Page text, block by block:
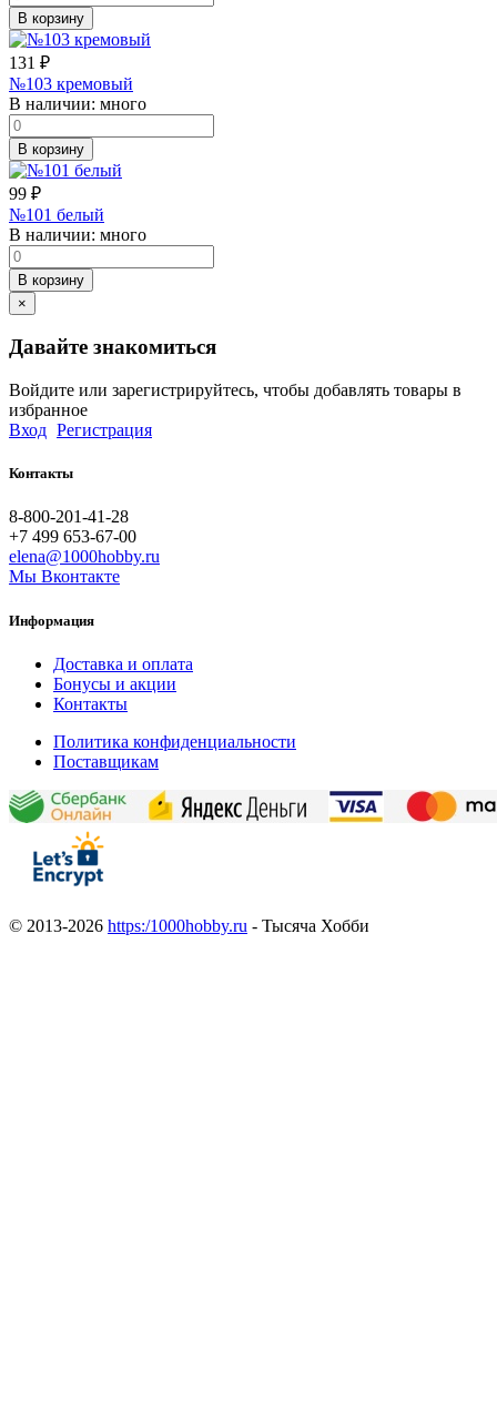
В корзину
131 ₽
№103 кремовый
В наличии: много
В корзину
99 ₽
№101 белый
В наличии: много
В корзину
×
Давайте знакомиться
Войдите или зарегистрируйтесь, чтобы добавлять товары в
избранное
Вход Регистрация
Контакты
8-800-201-41-28
+7 499 653-67-00
elena@1000hobby.ru
Мы Вконтакте
Информация
Доставка и оплата
Бонусы и акции
Контакты
Политика конфиденциальности
Поставщикам
© 2013-2026 https:/1000hobby.ru - Тысяча Хобби